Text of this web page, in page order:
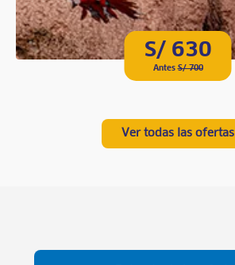
S/ 630
AntesS/ 700
Ver todas las ofertas